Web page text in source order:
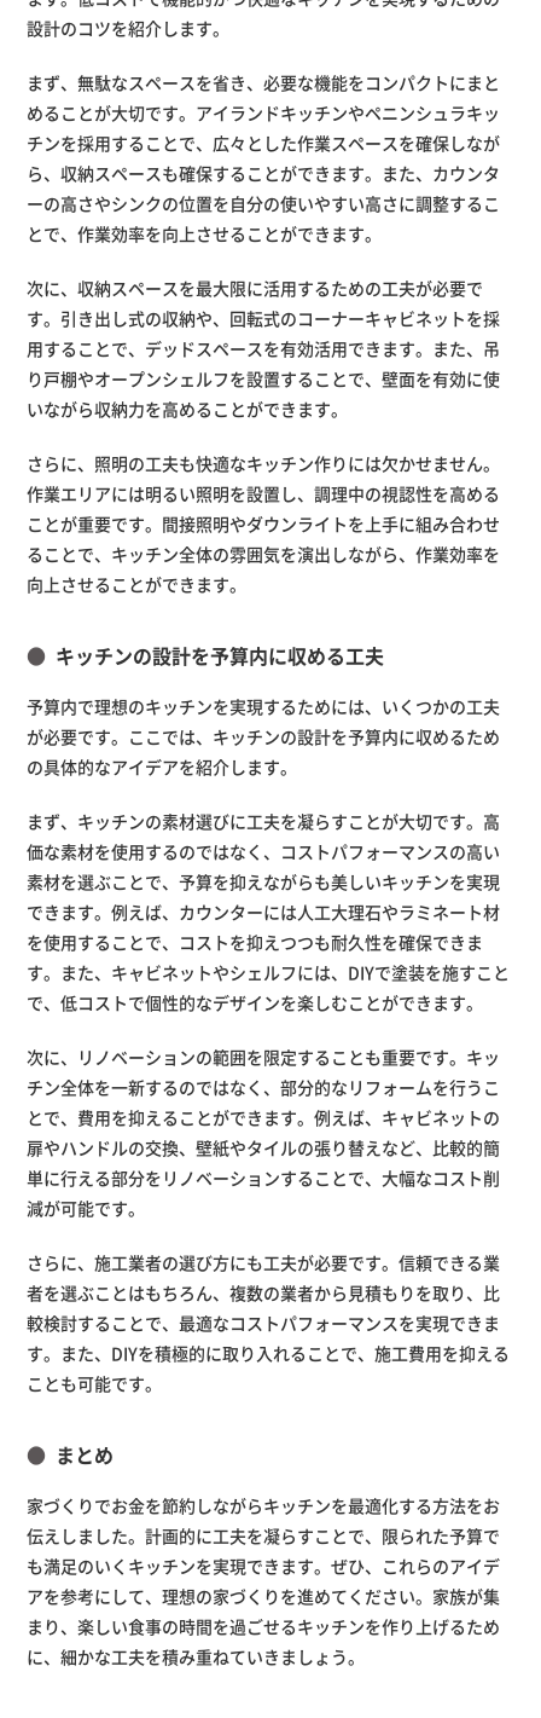
設計のコツを紹介します。
まず、無駄なスペースを省き、必要な機能をコンパクトにまと
めることが大切です。アイランドキッチンやペニンシュラキッ
チンを採用することで、広々とした作業スペースを確保しなが
ら、収納スペースも確保することができます。また、カウンタ
ーの高さやシンクの位置を自分の使いやすい高さに調整するこ
とで、作業効率を向上させることができます。
次に、収納スペースを最大限に活用するための工夫が必要で
す。引き出し式の収納や、回転式のコーナーキャビネットを採
用することで、デッドスペースを有効活用できます。また、吊
り戸棚やオープンシェルフを設置することで、壁面を有効に使
いながら収納力を高めることができます。
さらに、照明の工夫も快適なキッチン作りには欠かせません。
作業エリアには明るい照明を設置し、調理中の視認性を高める
ことが重要です。間接照明やダウンライトを上手に組み合わせ
ることで、キッチン全体の雰囲気を演出しながら、作業効率を
向上させることができます。
キッチンの設計を予算内に収める工夫
予算内で理想のキッチンを実現するためには、いくつかの工夫
が必要です。ここでは、キッチンの設計を予算内に収めるため
の具体的なアイデアを紹介します。
まず、キッチンの素材選びに工夫を凝らすことが大切です。高
価な素材を使用するのではなく、コストパフォーマンスの高い
素材を選ぶことで、予算を抑えながらも美しいキッチンを実現
できます。例えば、カウンターには人工大理石やラミネート材
を使用することで、コストを抑えつつも耐久性を確保できま
す。また、キャビネットやシェルフには、DIYで塗装を施すこと
で、低コストで個性的なデザインを楽しむことができます。
次に、リノベーションの範囲を限定することも重要です。キッ
チン全体を一新するのではなく、部分的なリフォームを行うこ
とで、費用を抑えることができます。例えば、キャビネットの
扉やハンドルの交換、壁紙やタイルの張り替えなど、比較的簡
単に行える部分をリノベーションすることで、大幅なコスト削
減が可能です。
さらに、施工業者の選び方にも工夫が必要です。信頼できる業
者を選ぶことはもちろん、複数の業者から見積もりを取り、比
較検討することで、最適なコストパフォーマンスを実現できま
す。また、DIYを積極的に取り入れることで、施工費用を抑える
ことも可能です。
まとめ
家づくりでお金を節約しながらキッチンを最適化する方法をお
伝えしました。計画的に工夫を凝らすことで、限られた予算で
も満足のいくキッチンを実現できます。ぜひ、これらのアイデ
アを参考にして、理想の家づくりを進めてください。家族が集
まり、楽しい食事の時間を過ごせるキッチンを作り上げるため
に、細かな工夫を積み重ねていきましょう。